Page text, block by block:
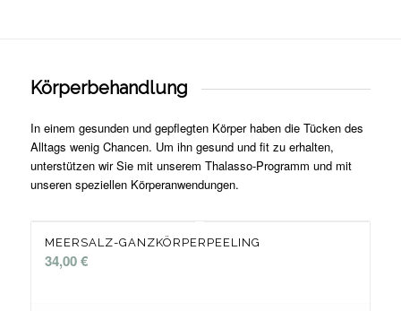
Körperbehandlung
In einem gesunden und gepflegten Körper haben die Tücken des
Alltags wenig Chancen. Um ihn gesund und fit zu erhalten,
unterstützen wir Sie mit unserem Thalasso-Programm und mit
unseren speziellen Körperanwendungen.
MEERSALZ-GANZKÖRPERPEELING
34,00€